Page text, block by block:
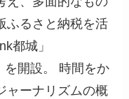
ふるさと納税を活
都城」
を開設。 時間をか
ャーナリズムの概